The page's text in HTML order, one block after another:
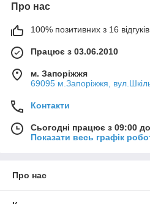
Про нас
100% позитивних з 16 відгуків
Працює з 03.06.2010
м. Запоріжжя
69095 м.Запоріжжя,
Контакти
Сьогодні працює з 09:00
Показати весь графік
Про нас